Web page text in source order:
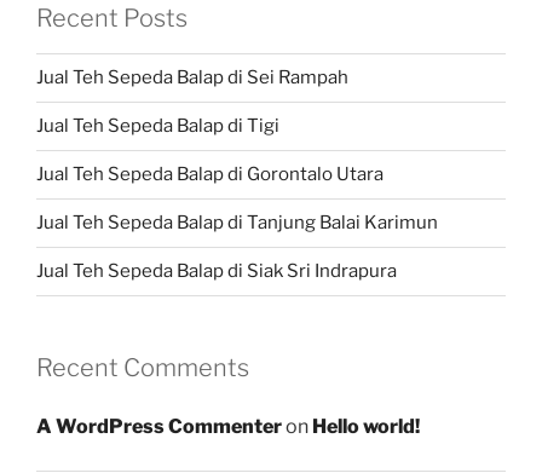
Recent Posts
Jual Teh Sepeda Balap di Sei Rampah
Jual Teh Sepeda Balap di Tigi
Jual Teh Sepeda Balap di Gorontalo Utara
Jual Teh Sepeda Balap di Tanjung Balai Karimun
Jual Teh Sepeda Balap di Siak Sri Indrapura
Recent Comments
A WordPress Commenteron Hello world!